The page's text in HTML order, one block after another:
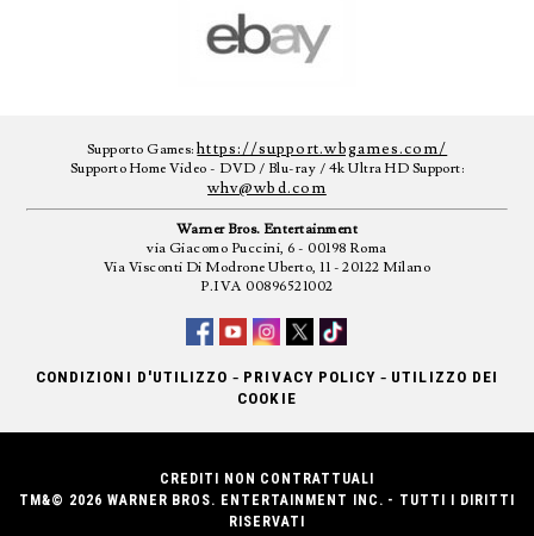
Supporto Games:https://support.wbgames.com/
Supporto Home Video - DVD / Blu-ray / 4k Ultra HD Support:
whv@wbd.com
Warner Bros. Entertainment
via Giacomo Puccini, 6 - 00198 Roma
Via Visconti Di Modrone Uberto, 11 - 20122 Milano
P.IVA 00896521002
CONDIZIONI D'UTILIZZO - PRIVACY POLICY - UTILIZZO DEI
COOKIE
CREDITI NON CONTRATTUALI
TM&© 2026 WARNER BROS. ENTERTAINMENT INC. - TUTTI I DIRITTI
RISERVATI